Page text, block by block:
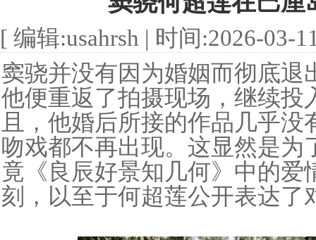
[ 编辑:usahrsh | 时间:2026-03-
窦骁并没有因为婚姻而彻底退
他便重返了拍摄现场，继续投
且，他婚后所接的作品几乎
吻戏都不再出现。这显然是为
竟《良辰好景知几何》中的爱
刻，以至于何超莲公开表达了